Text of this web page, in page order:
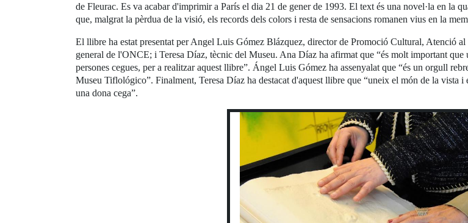
de Fleurac. Es va acabar d'imprimir a París el dia 21 de gener de 1993. El text és una novel·la en la
que, malgrat la pèrdua de la visió, els records dels colors i resta de sensacions romanen vius en la
El llibre ha estat presentat per Angel Luis Gómez Blázquez, director de Promoció Cultural, Atenció
general de l'ONCE; i Teresa Díaz, tècnic del Museu. Ana Díaz ha afirmat que “és molt important
persones cegues, per a realitzar aquest llibre”. Ángel Luis Gómez ha assenyalat que “és un orgull
Museu Tiflológico”. Finalment, Teresa Díaz ha destacat d'aquest llibre que “uneix el món de la vista
una dona cega”.